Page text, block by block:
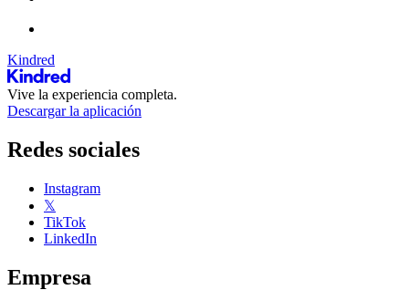
Kindred
Vive la experiencia completa.
Descargar la aplicación
Redes sociales
Instagram
𝕏
TikTok
LinkedIn
Empresa